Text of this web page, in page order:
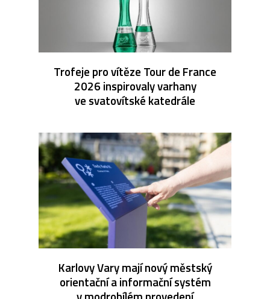
Trofeje pro vítěze Tour de France
2026 inspirovaly varhany
ve svatovítské katedrále
Karlovy Vary mají nový městský
orientační a informační systém